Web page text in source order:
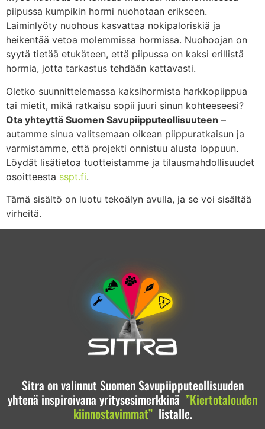
piipussa kumpikin hormi nuohotaan erikseen.
Laiminlyöty nuohous kasvattaa nokipaloriskiä ja
heikentää vetoa molemmissa hormissa. Nuohoojan on
syytä tietää etukäteen, että piipussa on kaksi erillistä
hormia, jotta tarkastus tehdään kattavasti.
Oletko suunnittelemassa kaksihormista harkkopiippua
tai mietit, mikä ratkaisu sopii juuri sinun kohteeseesi?
Ota yhteyttä Suomen Savupiipputeollisuuteen –
autamme sinua valitsemaan oikean piippuratkaisun ja
varmistamme, että projekti onnistuu alusta loppuun.
Löydät lisätietoa tuotteistamme ja tilausmahdollisuudet
osoitteesta sspt.fi.
Tämä sisältö on luotu tekoälyn avulla, ja se voi sisältää
virheitä.
Sitra on valinnut Suomen Savupiipputeollisuuden
yhtenä inspiroivana yritysesimerkkinä ”Kiertotalouden
kiinnostavimmat”listalle.